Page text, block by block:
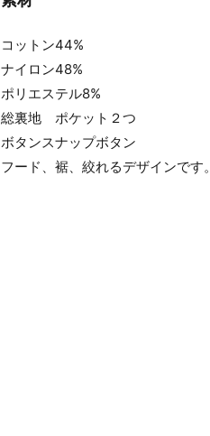
コットン44%
ナイロン48%
ポリエステル8%
総裏地 ポケット２つ
ボタンスナップボタン
フード、裾、絞れるデザインです。